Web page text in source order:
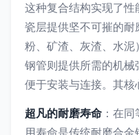
这种复合结构实现了
瓷层提供坚不可摧的
粉、矿渣、灰渣、水
钢管则提供所需的机械
便于安装与连接。其核
超凡的耐磨寿命 ：在
用寿命是传统耐磨合